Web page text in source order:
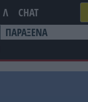
Λ CHAT
ΠΑΡΑΞΕΝΑ